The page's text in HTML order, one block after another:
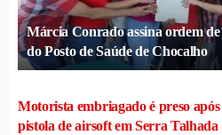
Márcia Conrado assina ordem
do Posto de Saúde de Chocalho
Motorista embriagado é preso
pistola de airsoft em Serra Talhada